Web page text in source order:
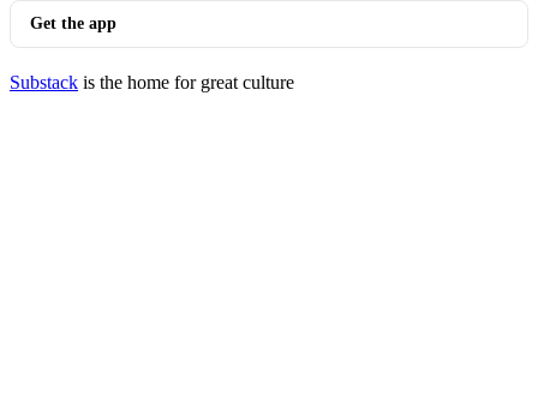
Get the app
Substack is the home for great culture